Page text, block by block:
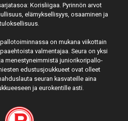
Korisliigaa. Pyrinnön arvot
elämyk­sellisyys, osaaminen ja
on mukana viikottain
valmen­tajaa. Seura on yksi
menes­tyneim­mistä juni­ori­kori­pallo­
edustus­joukkueet ovat olleet
seuran kasvateille aina
ja euro­kentille asti.